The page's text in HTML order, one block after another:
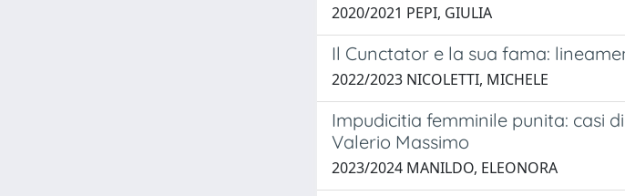
2020/2021 PEPI, GIULIA
Il Cunctator e la sua fama:
2022/2023 NICOLETTI, MICHELE
Impudicitia femminile punita: casi
Valerio Massimo
2023/2024 MANILDO, ELEONORA